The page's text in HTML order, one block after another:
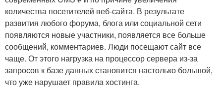
количества посетителей веб-сайта. В результате
развития любого форума, блога или социальной сети
появляются новые участники, появляется все больше
сообщений, комментариев. Люди посещают сайт все
чаще. От этого нагрузка на процессор сервера из-за
запросов к базе данных становится настолько большой,
что уже нарушает правила хостинга.